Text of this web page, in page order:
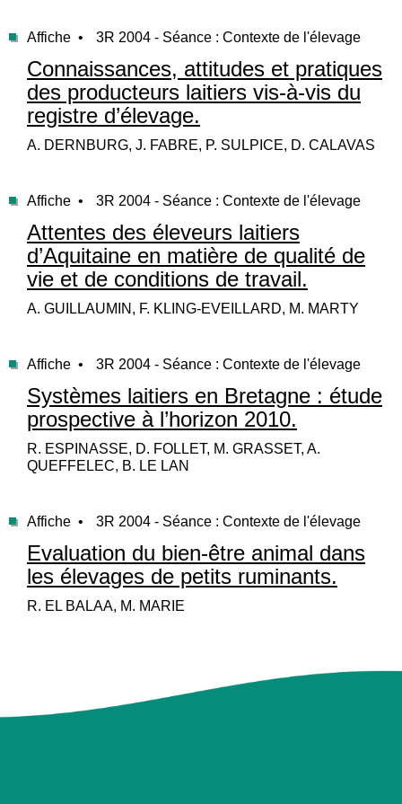
Affiche • 3R 2004 - Séance : Contexte de l'élevage
Connaissances, attitudes et pratiques
des producteurs laitiers vis-à-vis du
registre d’élevage.
A. DERNBURG, J. FABRE, P. SULPICE, D. CALAVAS
Affiche • 3R 2004 - Séance : Contexte de l'élevage
Attentes des éleveurs laitiers
d’Aquitaine en matière de qualité de
vie et de conditions de travail.
A. GUILLAUMIN, F. KLING-EVEILLARD, M. MARTY
Affiche • 3R 2004 - Séance : Contexte de l'élevage
Systèmes laitiers en Bretagne : étude
prospective à l’horizon 2010.
R. ESPINASSE, D. FOLLET, M. GRASSET, A.
QUEFFELEC, B. LE LAN
Affiche • 3R 2004 - Séance : Contexte de l'élevage
Evaluation du bien-être animal dans
les élevages de petits ruminants.
R. EL BALAA, M. MARIE